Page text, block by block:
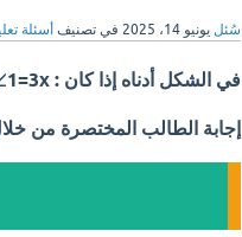
سُئل يونيو 14، 2025 في تصنيف أسئلة
في الشكل أدناه إذا كان : m∠2=x+4 , m∠1=3x فإن m∠1 , m∠2؟
إجابة الطالب المختصرة من